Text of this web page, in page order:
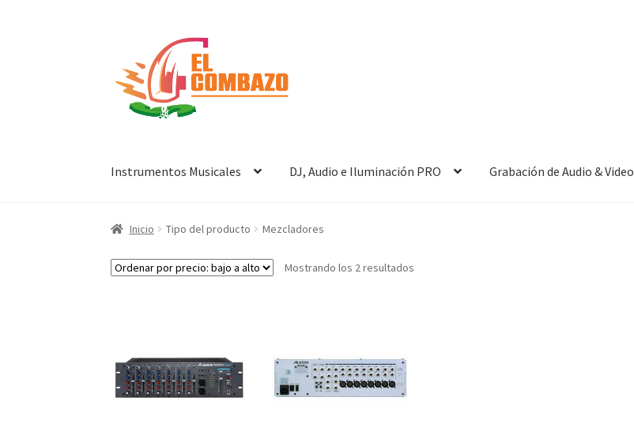
Instrumentos Musicales DJ, Audio e Iluminación PRO Grabación de Audio & Video
Inicio Tipo del producto Mezcladores
Mostrando los 2 resultados